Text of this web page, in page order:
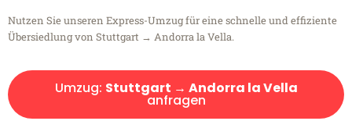
Nutzen Sie unseren Express-Umzug für eine schnelle und effiziente
Übersiedlung von Stuttgart → Andorra la Vella.
Umzug: Stuttgart → Andorra la Vella
anfragen